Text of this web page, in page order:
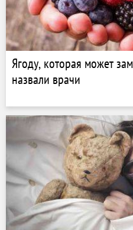
Ягоду, которая может
назвали врачи